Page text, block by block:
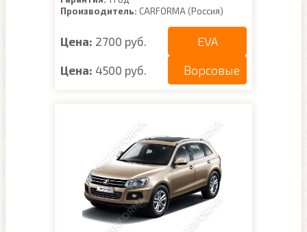
Производитель: CARFORMA (Россия)
Цена: 2700 руб. EVA
Цена: 4500 руб. Ворсовые